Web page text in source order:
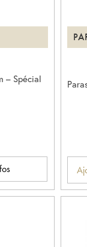
– Spécial